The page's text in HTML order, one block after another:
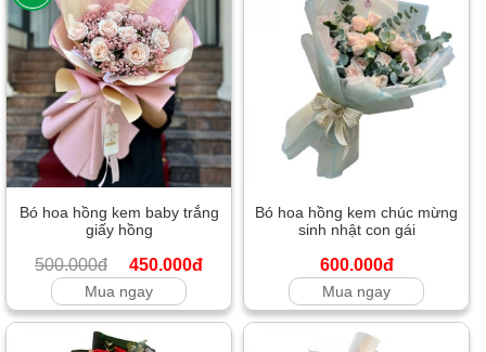
Bó hoa hồng kem baby trắng
giấy hồng
500.000đ 450.000đ
Mua ngay
Bó hoa hồng kem chúc mừng
sinh nhật con gái
600.000đ
Mua ngay